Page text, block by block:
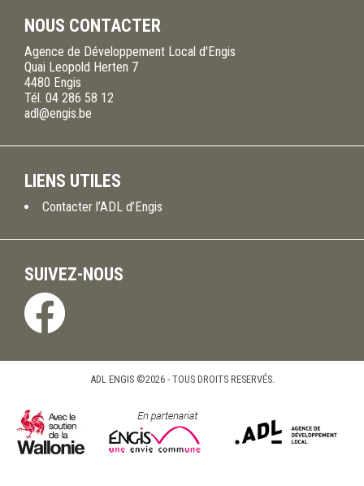
NOUS CONTACTER
Agence de Développement Local d'Engis
Quai Leopold Herten 7
4480 Engis
Tél. 04 286 58 12
adl@engis.be
LIENS UTILES
Contacter l’ADL d’Engis
SUIVEZ-NOUS
ADL ENGIS ©2026 - TOUS DROITS RESERVÉS.